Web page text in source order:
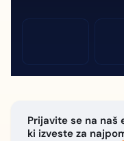
Prijavite se na
ki izveste za